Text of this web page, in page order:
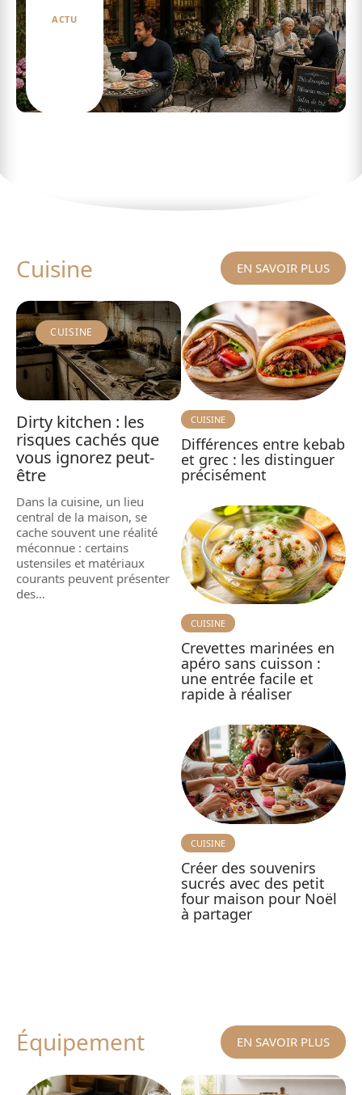
ACTU
Cuisine EN SAVOIR PLUS
CUISINE
Dirty kitchen : les
risques cachés que
vous ignorez peut-
être
Dans la cuisine, un lieu
central de la maison, se
cache souvent une réalité
méconnue : certains
ustensiles et matériaux
courants peuvent présenter
des…
CUISINE
Différences entre kebab
et grec : les distinguer
précisément
CUISINE
Crevettes marinées en
apéro sans cuisson :
une entrée facile et
rapide à réaliser
CUISINE
Créer des souvenirs
sucrés avec des petit
four maison pour Noël
à partager
Équipement EN SAVOIR PLUS